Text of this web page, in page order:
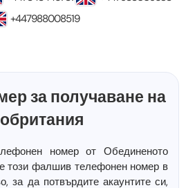
+447988008519
за получаване на
номер от Обединеното
този фалшив телефонен номер в
за да потвърдите акаунтите си,